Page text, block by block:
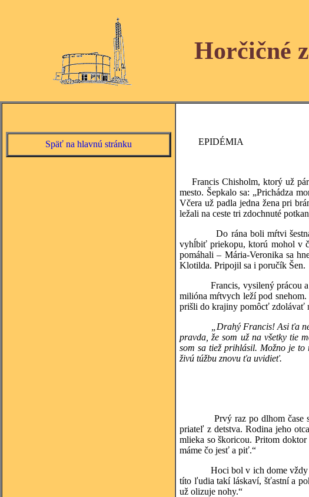
Horčičné
Späť na hlavnú stránku EPIDÉMIA
Francis Chisholm, ktorý už pár
mesto. Šepkalo sa: „Prichádza
Včera už padla jedna žena pri
ležali na ceste tri zdochnuté
Do rána boli mŕtvi šestnásti.
vyhĺbiť priekopu, ktorú mohol v
pomáhali – Mária-Veronika sa
Klotilda. Pripojil sa i poručík Šen.
Francis, vysilený prácou a
milióna mŕtvych leží pod
prišli do krajiny pomôcť zdolávať
„Drahý Francis! Asi ťa
pravda, že som už na všetky tie
som sa tiež prihlásil. Možno je
živú túžbu znovu ťa uvidieť.
v náhlosti
Prvý raz po dlhom čase sa
priateľ z detstva. Rodina jeho
mlieka so škoricou. Pritom
máme čo jesť a piť.“
Hoci bol v ich dome vždy
títo ľudia takí láskaví, šťastní a
už olizuje nohy.“